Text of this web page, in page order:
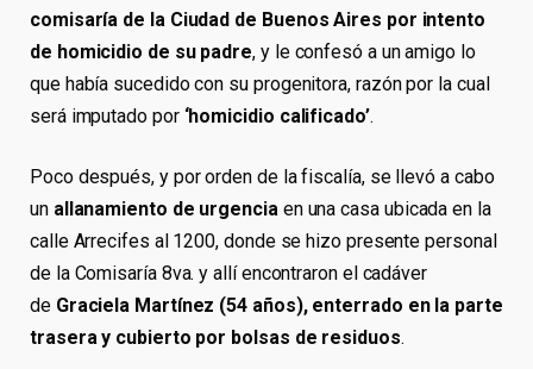
comisaría de la Ciudad de Buenos Aires por intento
de homicidio de su padre, y le confesó a un amigo lo
que había sucedido con su progenitora, razón por la cual
será imputado por ‘homicidio calificado’.
Poco después, y por orden de la fiscalía, se llevó a cabo
un allanamiento de urgenciaen una casa ubicada en la
calle Arrecifes al 1200, donde se hizo presente personal
de la Comisaría 8va. y allí encontraron el cadáver
de Graciela Martínez (54 años), enterrado en la parte
trasera y cubierto por bolsas de residuos.